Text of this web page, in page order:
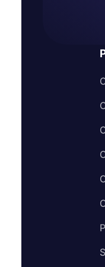
compartir los
propietario de